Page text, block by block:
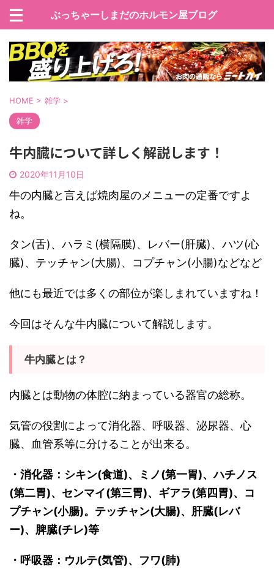
ぶっちゃーしまだのホルモン屋ブログ
HOME > 雑学 >
雑学
牛内臓について詳しく解説します！
2020年11月10日
牛の内臓と言えば焼肉屋のメニューの定番ですよ
ね。
タン(舌)、ハラミ(横隔膜)、レバー(肝臓)、ハツ(心
臓)、テッチャン(大腸)、コプチャン(小腸)などなど
他にも最近では多くの部位が楽しまれていますね！
今回はそんな牛内臓について解説します。
牛内臓とは？
内臓とは動物の体腔に納まっている器官の総称。
気管の役割によって消化器、呼吸器、泌尿器、心
臓、血管系等に分けることが出来る。
・消化器：シキン(食道)、ミノ(第一胃)、ハチノス
(第二胃)、センマイ(第三胃)、ギアラ(第四胃)、コ
プチャン(小腸)。テッチャン(大腸)、肝臓(レバ
ー)、脾臓(チレ)等
・呼吸器：ウルテ(気管)、フワ(肺)